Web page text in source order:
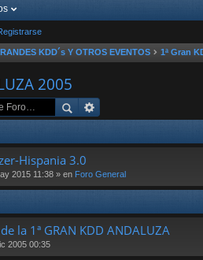
KDD´s Y OTROS EVENTOS 1ª Gran
2005
Hispania 3.0
2015 11:38 » en Foro General
de la 1ª GRAN KDD ANDALUZA
2005 00:35